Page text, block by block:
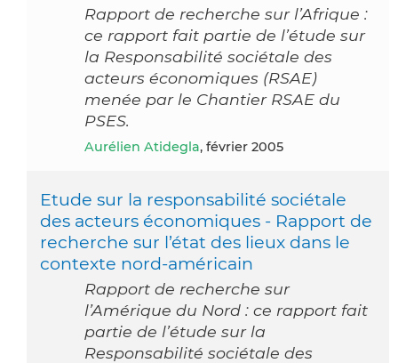
Rapport de recherche sur l’Afrique :
ce rapport fait partie de l’étude sur
la Responsabilité sociétale des
acteurs économiques (RSAE)
menée par le Chantier RSAE du
PSES.
Aurélien Atidegla, février 2005
Etude sur la responsabilité sociétale
des acteurs économiques - Rapport de
recherche sur l’état des lieux dans le
contexte nord-américain
Rapport de recherche sur
l’Amérique du Nord : ce rapport fait
partie de l’étude sur la
Responsabilité sociétale des